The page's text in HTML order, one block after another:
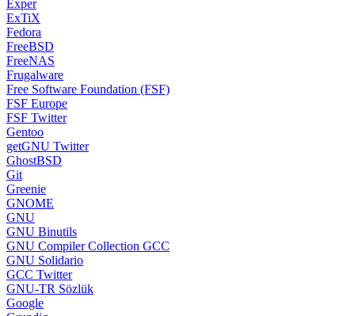
Exper
ExTiX
Fedora
FreeBSD
FreeNAS
Frugalware
Free Software Foundation (FSF)
FSF Europe
FSF Twitter
Gentoo
getGNU Twitter
GhostBSD
Git
Greenie
GNOME
GNU
GNU Binutils
GNU Compiler Collection GCC
GNU Solidario
GCC Twitter
GNU-TR Sözlük
Google